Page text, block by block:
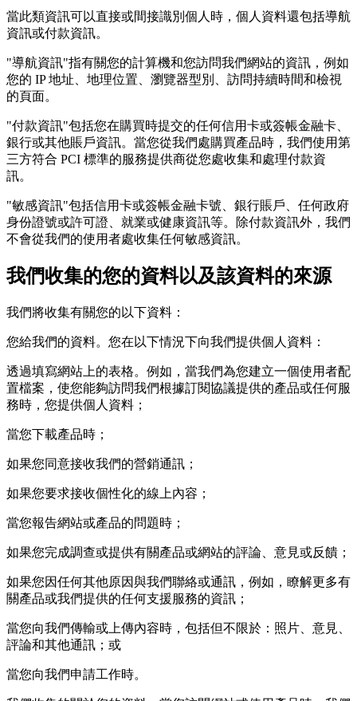
當此類資訊可以直接或間接識別個人時，個人資料還包括導航
資訊或付款資訊。
"導航資訊"指有關您的計算機和您訪問我們網站的資訊，例如
您的 IP 地址、地理位置、瀏覽器型別、訪問持續時間和檢視
的頁面。
"付款資訊"包括您在購買時提交的任何信用卡或簽帳金融卡、
銀行或其他賬戶資訊。當您從我們處購買產品時，我們使用第
三方符合 PCI 標準的服務提供商從您處收集和處理付款資
訊。
"敏感資訊"包括信用卡或簽帳金融卡號、銀行賬戶、任何政府
身份證號或許可證、就業或健康資訊等。除付款資訊外，我們
不會從我們的使用者處收集任何敏感資訊。
我們收集的您的資料以及該資料的來源
我們將收集有關您的以下資料：
您給我們的資料。您在以下情況下向我們提供個人資料：
透過填寫網站上的表格。例如，當我們為您建立一個使用者配
置檔案，使您能夠訪問我們根據訂閱協議提供的產品或任何服
務時，您提供個人資料；
當您下載產品時；
如果您同意接收我們的營銷通訊；
如果您要求接收個性化的線上內容；
當您報告網站或產品的問題時；
如果您完成調查或提供有關產品或網站的評論、意見或反饋；
如果您因任何其他原因與我們聯絡或通訊，例如，瞭解更多有
關產品或我們提供的任何支援服務的資訊；
當您向我們傳輸或上傳內容時，包括但不限於：照片、意見、
評論和其他通訊；或
當您向我們申請工作時。